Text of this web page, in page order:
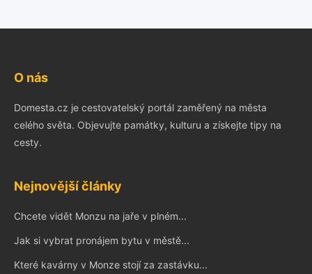
O nás
Domesta.cz je cestovatelský portál zaměřený na města
celého světa. Objevujte památky, kulturu a získejte tipy na
cesty.
Nejnovější články
Chcete vidět Monzu na jaře v plném...
Jak si vybrat pronájem bytu v městě...
Které kavárny v Monze stojí za zastávku...